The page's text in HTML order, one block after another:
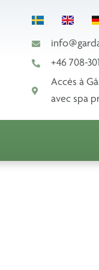
+46 708-
Accès à
avec spa